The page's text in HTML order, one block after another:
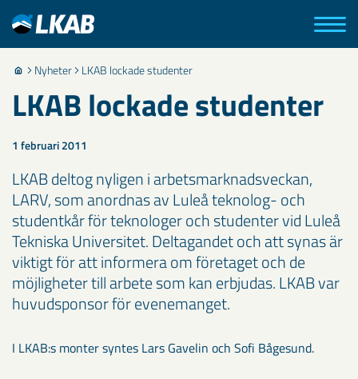
Nyheter LKAB lockade studenter
LKAB lockade studenter
1 februari 2011
LKAB deltog nyligen i arbetsmarknadsveckan,
LARV, som anordnas av Luleå teknolog- och
studentkår för teknologer och studenter vid Luleå
Tekniska Universitet. Deltagandet och att synas är
viktigt för att informera om företaget och de
möjligheter till arbete som kan erbjudas. LKAB var
huvudsponsor för evenemanget.
I LKAB:s monter syntes Lars Gavelin och Sofi Bågesund.